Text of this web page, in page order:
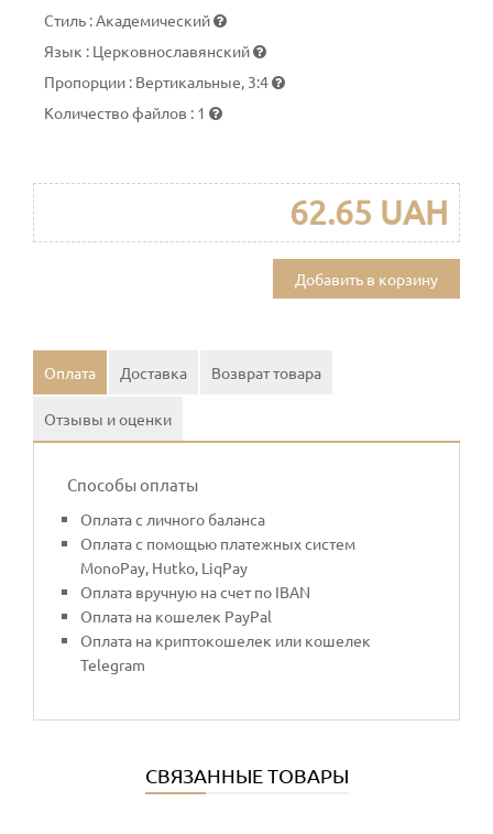
Стиль :Академический
Язык : Церковнославянский
Пропорции : Вертикальные, 3:4
Количество файлов : 1
62.65 UAH
Добавить в корзину
Оплата Доставка Возврат товара
Отзывы и оценки
Способы оплаты
Оплата с личного баланса
Оплата с помощью платежных систем
MonoPay, Hutko, LiqPay
Оплата вручную на счет по IBAN
Оплата на кошелек PayPal
Оплата на криптокошелек или кошелек
Telegram
СВЯЗАННЫЕ ТОВАРЫ